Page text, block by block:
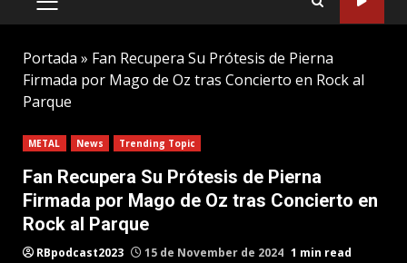
PRIMARY
MENU
Portada » Fan Recupera Su Prótesis de Pierna
Firmada por Mago de Oz tras Concierto en Rock al
Parque
METAL News Trending Topic
Fan Recupera Su Prótesis de Pierna
Firmada por Mago de Oz tras Concierto en
Rock al Parque
RBpodcast2023 15 de November de 2024 1 min read